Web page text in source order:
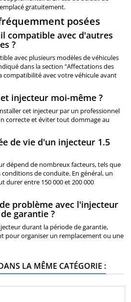
gratuitement.
posées
compatible avec d'autres
?
avec plusieurs modèles de véhicules
dans la section "Affectations des
compatibilité avec votre véhicule avant
injecteur moi-même ?
cet injecteur par un professionnel
correcte et éviter tout dommage au
de vie d'un injecteur 1.5
dépend de nombreux facteurs, tels que
de conduite. En général, un
durer entre 150 000 et 200 000
problème avec l'injecteur
garantie ?
durant la période de garantie,
pour organiser un remplacement ou une
LA MÊME CATÉGORIE :